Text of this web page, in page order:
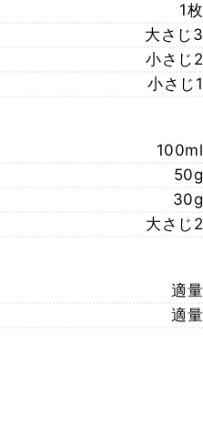
1枚
大さじ3
小さじ2
小さじ1
100ml
50g
30g
大さじ2
適量
適量